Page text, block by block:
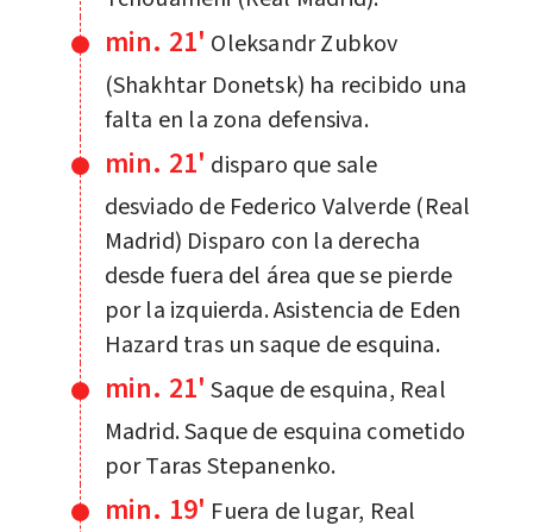
min. 21' Oleksandr Zubkov
(Shakhtar Donetsk) ha recibido una
falta en la zona defensiva.
min. 21' disparo que sale
desviado de Federico Valverde (Real
Madrid) Disparo con la derecha
desde fuera del área que se pierde
por la izquierda. Asistencia de Eden
Hazard tras un saque de esquina.
min. 21' Saque de esquina, Real
Madrid. Saque de esquina cometido
por Taras Stepanenko.
min. 19' Fuera de lugar, Real